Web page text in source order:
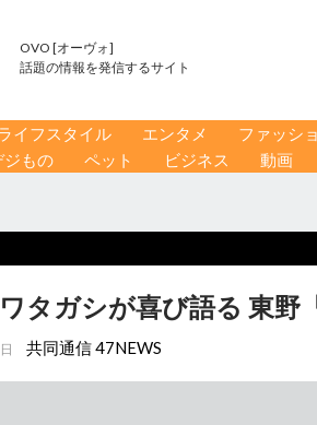
OVO [オーヴォ]
話題の情報を発信するサイト
イフスタイル エンタメ ファッシ
ジもの ペット ビジネス 動画
タガシが喜び語る 東野
共同通信 47NEWS